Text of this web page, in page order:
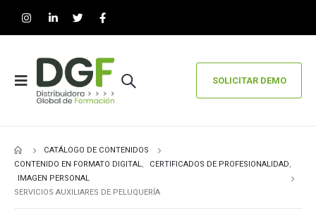
SOLICITAR DEMO
CATÁLOGO DE CONTENIDOS
CONTENIDO EN FORMATO DIGITAL, CERTIFICADOS DE PROFESIONALIDAD,
IMAGEN PERSONAL
SERVICIOS AUXILIARES DE PELUQUERÍA